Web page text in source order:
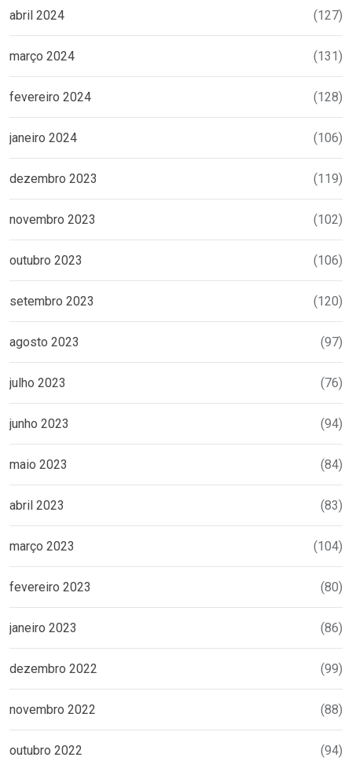
abril 2024 (127)
março 2024 (131)
fevereiro 2024 (128)
janeiro 2024 (106)
dezembro 2023 (119)
novembro 2023 (102)
outubro 2023 (106)
setembro 2023 (120)
agosto 2023 (97)
julho 2023 (76)
junho 2023 (94)
maio 2023 (84)
abril 2023 (83)
março 2023 (104)
fevereiro 2023 (80)
janeiro 2023 (86)
dezembro 2022 (99)
novembro 2022 (88)
outubro 2022 (94)